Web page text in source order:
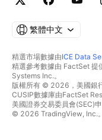
繁體中文
精選市場數據由ICE Data
精選參考數據由 FactSet
Systems Inc.。
版權所有 © 2026，美國銀
CUSIP數據庫由FactSet
美國證券交易委員會(SEC)
© 2026 TradingView, Inc.。